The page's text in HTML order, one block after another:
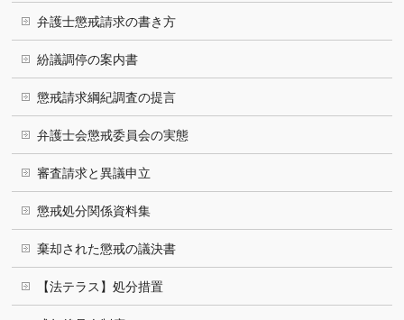
弁護士懲戒請求の書き方
紛議調停の案内書
懲戒請求綱紀調査の提言
弁護士会懲戒委員会の実態
審査請求と異議申立
懲戒処分関係資料集
棄却された懲戒の議決書
【法テラス】処分措置